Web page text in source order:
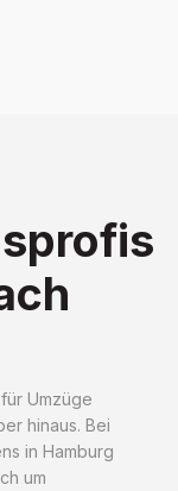
für Umzüge
hinaus. Bei
in Hamburg
um